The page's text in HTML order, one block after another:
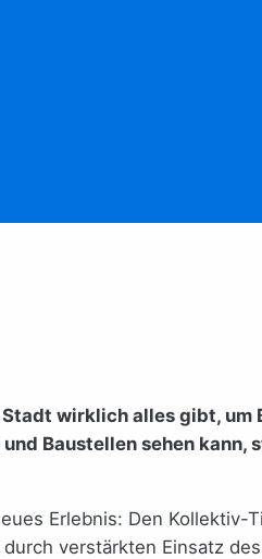
wirklich alles gibt,
Baustellen sehen kann,
Erlebnis: Den Kollektiv-
verstärkten Einsatz